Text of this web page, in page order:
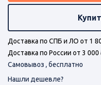
Доставка по СПБ и ЛО от 1
Доставка по России от 3 000
Самовывоз , бесплатно
Нашли дешевле?